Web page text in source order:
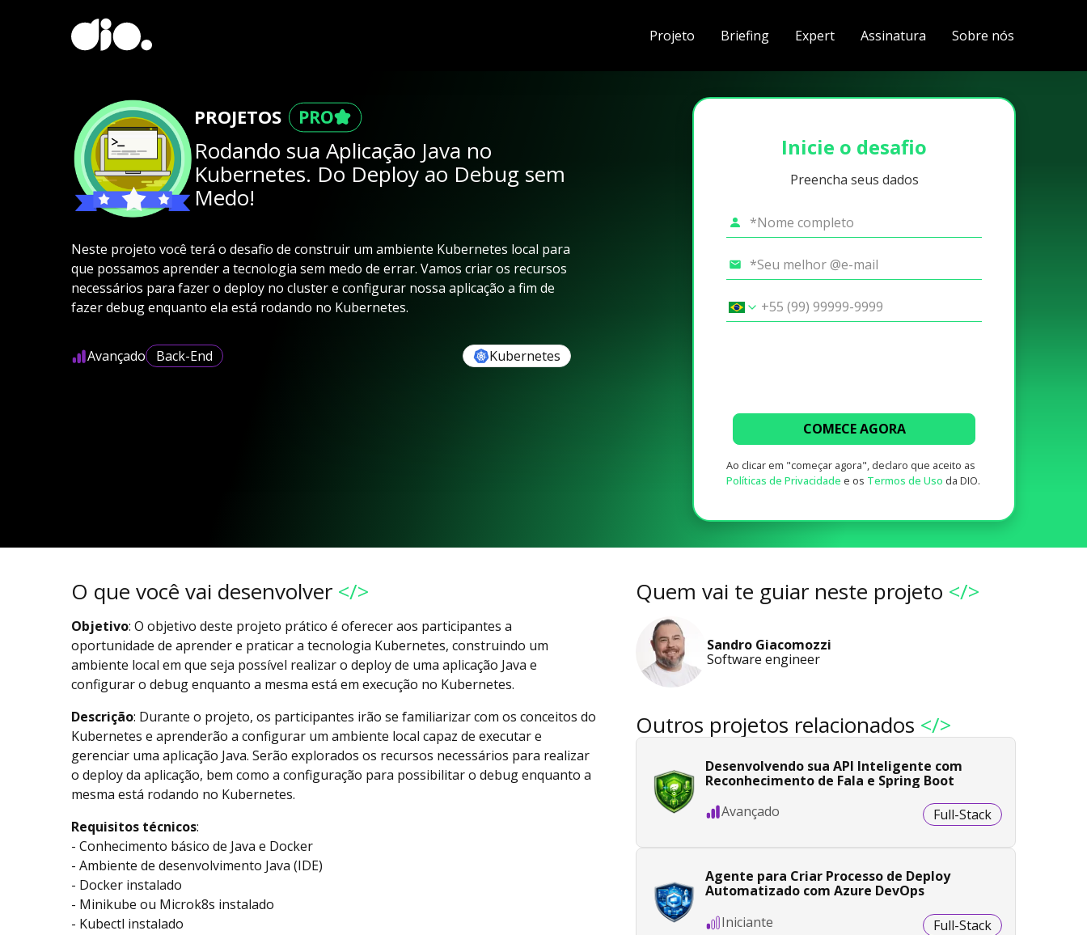
Projeto Briefing Expert Assinatura Sobre nós
PROJETOS
Rodando sua Aplicação Java no
Kubernetes. Do Deploy ao Debug sem
Medo!
Neste projeto você terá o desafio de construir um ambiente Kubernetes local para
que possamos aprender a tecnologia sem medo de errar. Vamos criar os recursos
necessários para fazer o deploy no cluster e configurar nossa aplicação a fim de
fazer debug enquanto ela está rodando no Kubernetes.
Avançado Back-End Kubernetes
Inicie o desafio
Preencha seus dados
COMECE AGORA
Ao clicar em "começar agora", declaro que aceito as
Políticas de Privacidade e os Termos de Uso da DIO.
O que você vai desenvolver </>
Objetivo: O objetivo deste projeto prático é oferecer aos participantes a
oportunidade de aprender e praticar a tecnologia Kubernetes, construindo um
ambiente local em que seja possível realizar o deploy de uma aplicação Java e
configurar o debug enquanto a mesma está em execução no Kubernetes.
Descrição: Durante o projeto, os participantes irão se familiarizar com os conceitos do
Kubernetes e aprenderão a configurar um ambiente local capaz de executar e
gerenciar uma aplicação Java. Serão explorados os recursos necessários para realizar
o deploy da aplicação, bem como a configuração para possibilitar o debug enquanto a
mesma está rodando no Kubernetes.
Requisitos técnicos:
- Conhecimento básico de Java e Docker
- Ambiente de desenvolvimento Java (IDE)
- Docker instalado
- Minikube ou Microk8s instalado
- Kubectl instalado
Quem vai te guiar neste projeto </>
Sandro Giacomozzi
Software engineer
Outros projetos relacionados </>
Desenvolvendo sua API Inteligente com
Reconhecimento de Fala e Spring Boot
Avançado
Full-Stack
Agente para Criar Processo de Deploy
Automatizado com Azure DevOps
Iniciante
Full-Stack